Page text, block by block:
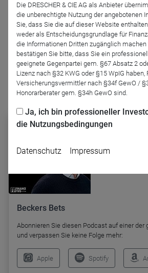
Podcast-Folge anhören
Podcast abonnieren
Beckers Bets
Abonnieren Sie diesen Podcast auf einer der
und verpassen Sie keine Folge mehr:
Apple Spotify
Die DRESCHER & CIE AG als Anbieter
die unberechtigte Nutzung der angebotenen
Sie, dass Sie die auf dieser Website
weder als Entscheidungsgrundlage für
die Informationen Dritten zugänglich machen
bestätigen Sie bitte, dass Sie ein
geeignete Gegenpartei gem. §67 Absatz 2
Lizenz nach §32 KWG oder §15 WpIG haben,
Versicherungsvermittler nach §34f GewO /
Honorarberater gem. §34h GewO sind.
Ja, ich bin professioneller
die Nutzungsbedingungen
Datenschutz Impressum
Name
CPref
Anbieter D&C
Zweck